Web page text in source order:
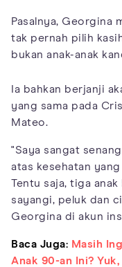
Pasalnya, Georgina
tak pernah pilih
bukan anak-anak
Ia bahkan berjanji
yang sama pada
Mateo.
"Saya sangat
atas kesehatan
Tentu saja, tiga
sayangi, peluk dan
Georgina di akun
Baca Juga: Masih
Anak 90-an Ini?